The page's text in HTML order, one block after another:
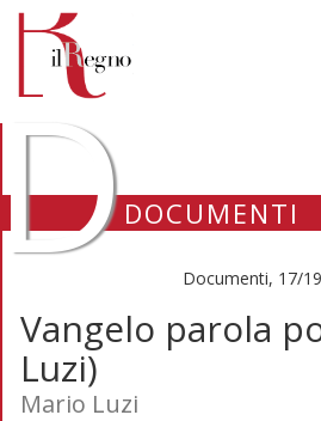
DOCUMENTI
Documenti, 17/
Vangelo parola
Luzi)
Mario Luzi